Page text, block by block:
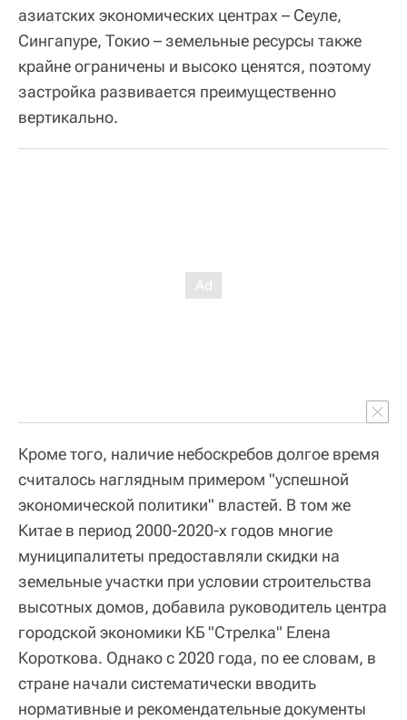
азиатских экономических центрах – Сеуле,
Сингапуре, Токио – земельные ресурсы также
крайне ограничены и высоко ценятся, поэтому
застройка развивается преимущественно
вертикально.
Кроме того, наличие небоскребов долгое время
считалось наглядным примером "успешной
экономической политики" властей. В том же
Китае в период 2000-2020-х годов многие
муниципалитеты предоставляли скидки на
земельные участки при условии строительства
высотных домов, добавила руководитель центра
городской экономики КБ "Стрелка" Елена
Короткова. Однако с 2020 года, по ее словам, в
стране начали систематически вводить
нормативные и рекомендательные документы